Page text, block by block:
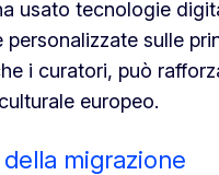
usato tecnologie
sulle
i curatori, può
europeo.
migrazione